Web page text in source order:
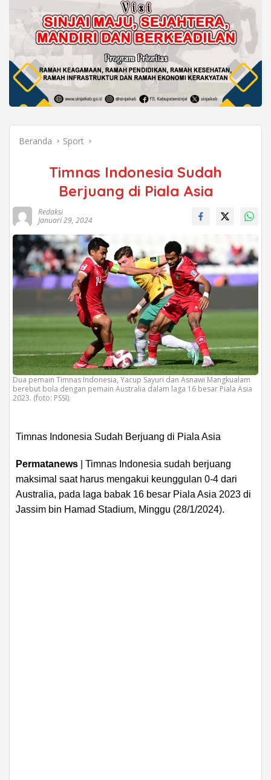
Beranda Sport
Timnas Indonesia Sudah
Berjuang di Piala Asia
Redaksi
Januari 29, 2024
Dua pemain Timnas Indonesia, Yacup Sayuri dan Asnawi Mangkualam
berebut bola dengan pemain Australia dalam laga 16 besar Piala Asia
2023. (foto: PSSI).
Timnas Indonesia Sudah Berjuang di Piala Asia
Permatanews | Timnas Indonesia sudah berjuang
maksimal saat harus mengakui keunggulan 0-4 dari
Australia, pada laga babak 16 besar Piala Asia 2023 di
Jassim bin Hamad Stadium, Minggu (28/1/2024).